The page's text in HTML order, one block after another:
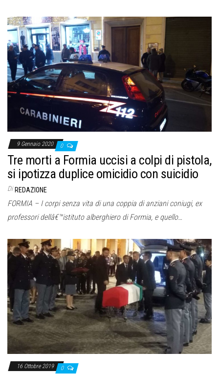
9 Gennaio 2020 0
Tre morti a Formia uccisi a colpi di pistola,
si ipotizza duplice omicidio con suicidio
Di REDAZIONE
FORMIA – I corpi senza vita di una coppia di anziani coniugi, ex
professori dellâ€™istituto alberghiero di Formia, e quello…
16 Ottobre 2019 0